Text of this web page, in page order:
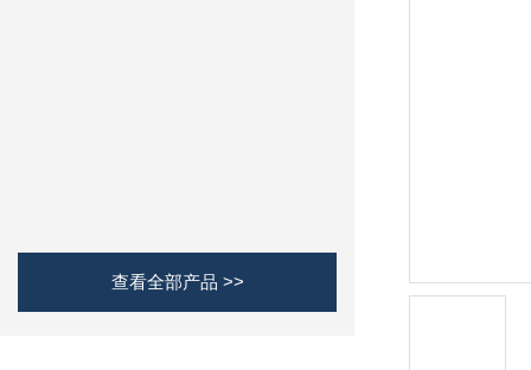
查看全部产品 >>